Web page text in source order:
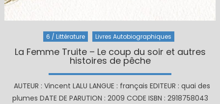
6 / Littérature Livres Autobiographiques
La Femme Truite – Le coup du soir et autres
histoires de pêche
AUTEUR : Vincent LALU LANGUE : français EDITEUR : quai des
plumes DATE DE PARUTION : 2009 CODE ISBN : 2918758043